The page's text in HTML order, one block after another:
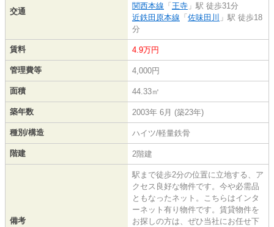
交通
関西本線 「 王寺 」駅 徒歩31分
近鉄田原本線 「 佐味田川 」駅 徒歩18
分
賃料 4.9万円
管理費等 4,000円
面積 44.33㎡
築年数 2003年 6月 (築23年)
種別/構造 ハイツ/軽量鉄骨
階建 2階建
備考
駅まで徒歩2分の位置に立地する、ア
クセス良好な物件です。今や必需品
ともなったネット。こちらはインタ
ーネット有り物件です。賃貸物件を
お探しの方は、ぜひ当社にお任せ下